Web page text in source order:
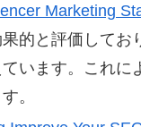
Marketing
的と評価して
います。これ
。